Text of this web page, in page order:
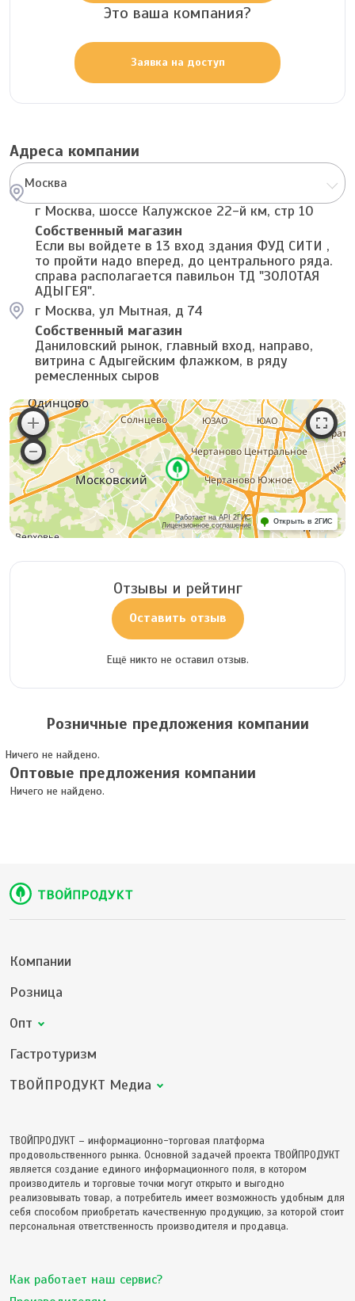
Это ваша компания?
Заявка на доступ
Адреса компании
Москва
г Москва, шоссе Калужское 22-й км, стр 10
Собственный магазин
Если вы войдете в 13 вход здания ФУД СИТИ ,
то пройти надо вперед, до центрального ряда.
справа располагается павильон ТД "ЗОЛОТАЯ
АДЫГЕЯ".
г Москва, ул Мытная, д 74
Собственный магазин
Даниловский рынок, главный вход, направо,
витрина с Адыгейским флажком, в ряду
ремесленных сыров
Работает на API 2ГИС
Лицензионное соглашение
Открыть в 2ГИС
Отзывы и рейтинг
Оставить отзыв
Ещё никто не оставил отзыв.
Розничные предложения компании
Ничего не найдено.
Оптовые предложения компании
Ничего не найдено.
Компании
Розница
Опт
Гастротуризм
ТВОЙПРОДУКТ Медиа
ТВОЙПРОДУКТ – информационно-торговая платформа
продовольственного рынка. Основной задачей проекта ТВОЙПРОДУКТ
является создание единого информационного поля, в котором
производитель и торговые точки могут открыто и выгодно
реализовывать товар, а потребитель имеет возможность удобным для
себя способом приобретать качественную продукцию, за которой стоит
персональная ответственность производителя и продавца.
Как работает наш сервис?